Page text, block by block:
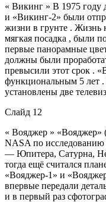
« Викинг » В 1975 году
и «Викинг-2» были
жизни в грунте . Жизнь
мягкая посадка , были
первые панорамные
должны были
превысили этот срок .
функциональным 5 лет
установлены две
Слайд 12
« Вояджер »
NASA по
— Юпитера, Сатурна,
тогда ещё считался
«Вояджер-1» и
впервые передали
и в первый раз